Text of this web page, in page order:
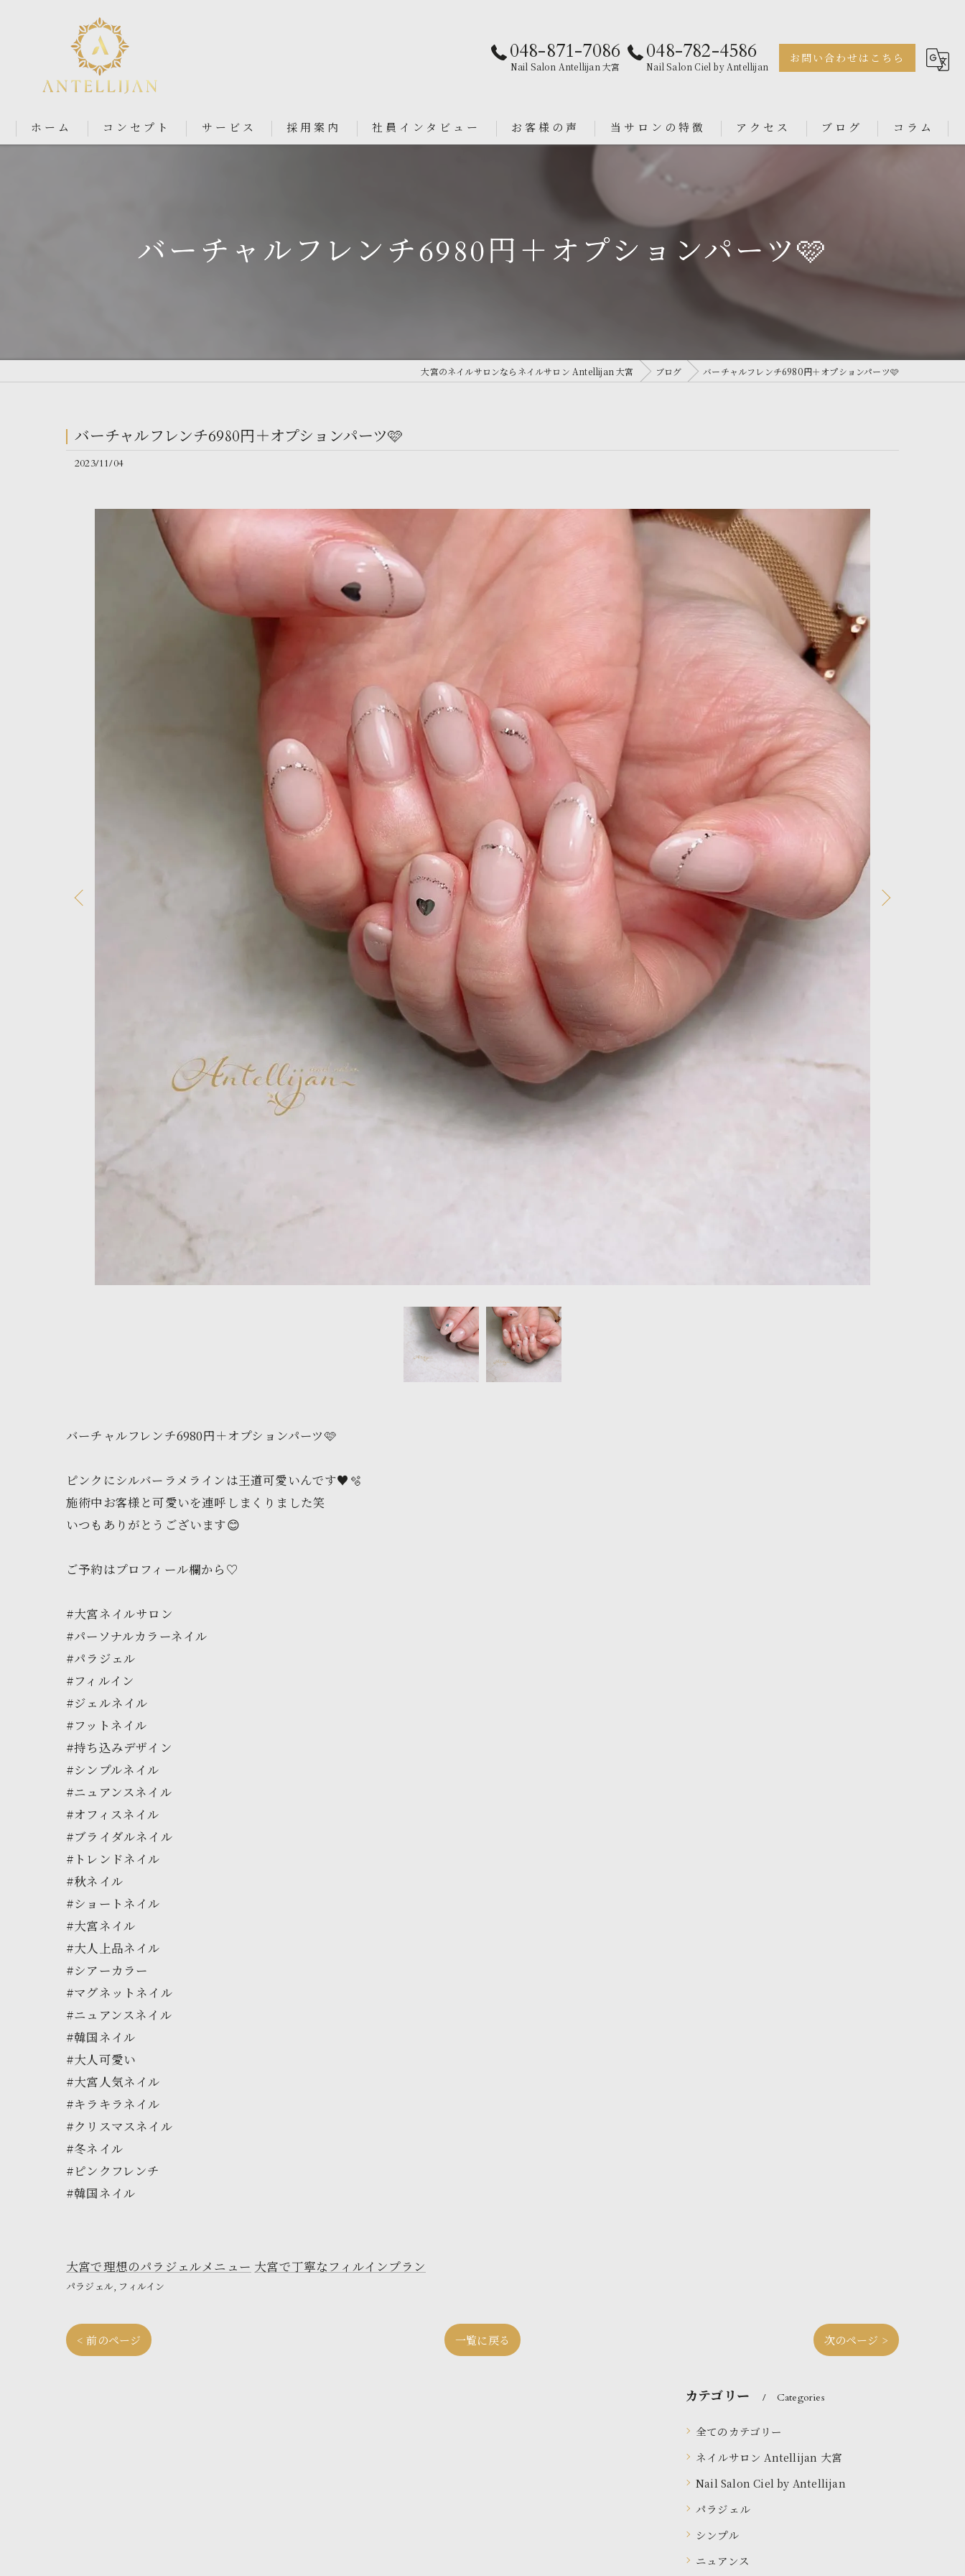
048-871-7086
Nail Salon Antellijan 大宮
048-782-4586
Nail Salon Ciel by Antellijan
お問い合わせはこちら
ホーム コンセプト サービス 採用案内 社員インタビュー お客様の声 当サロンの特徴
パラジェル
シンプル
ニュアンス
アクセス
Nail Salon Ciel By Antellijan
ブログ コラム
バーチャルフレンチ6980円＋オプションパーツ🩷
大宮のネイルサロンならネイルサロン Antellijan 大宮 ブログ バーチャルフレンチ6980円＋オプションパーツ🩷
バーチャルフレンチ6980円＋オプションパーツ🩷
2023/11/04
バーチャルフレンチ6980円＋オプションパーツ🩷
ピンクにシルバーラメラインは王道可愛いんです♥️🫧
施術中お客様と可愛いを連呼しまくりました笑
いつもありがとうございます😊
ご予約はプロフィール欄から♡
#大宮ネイルサロン
#パーソナルカラーネイル
#パラジェル
#フィルイン
#ジェルネイル
#フットネイル
#持ち込みデザイン
#シンプルネイル
#ニュアンスネイル
#オフィスネイル
#ブライダルネイル
#トレンドネイル
#秋ネイル
#ショートネイル
#大宮ネイル
#大人上品ネイル
#シアーカラー
#マグネットネイル
#ニュアンスネイル
#韓国ネイル
#大人可愛い
#大宮人気ネイル
#キラキラネイル
#クリスマスネイル
#冬ネイル
#ピンクフレンチ
#韓国ネイル
大宮で理想のパラジェルメニュー 大宮で丁寧なフィルインプラン
パラジェル フィルイン
< 前のページ 一覧に戻る 次のページ >
カテゴリー Categories
全てのカテゴリー
ネイルサロン Antellijan 大宮
Nail Salon Ciel by Antellijan
パラジェル
シンプル
ニュアンス